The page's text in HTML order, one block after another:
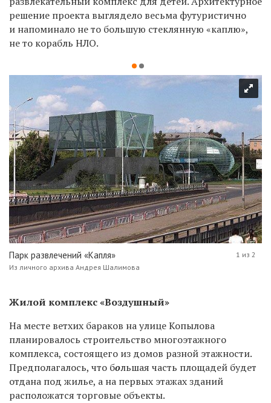
решение проекта выглядело весьма футуристично
и напоминало не то большую стеклянную «каплю»,
не то корабль НЛО.
Парк развлечений «Капля»
Из личного архива Андрея Шалимова
1 из 2
Жилой комплекс «Воздушный»
На месте ветхих бараков на улице Копылова
планировалось строительство многоэтажного
комплекса, состоящего из домов разной этажности.
Предполагалось, что большая часть площадей будет
отдана под жилье, а на первых этажах зданий
расположатся торговые объекты.